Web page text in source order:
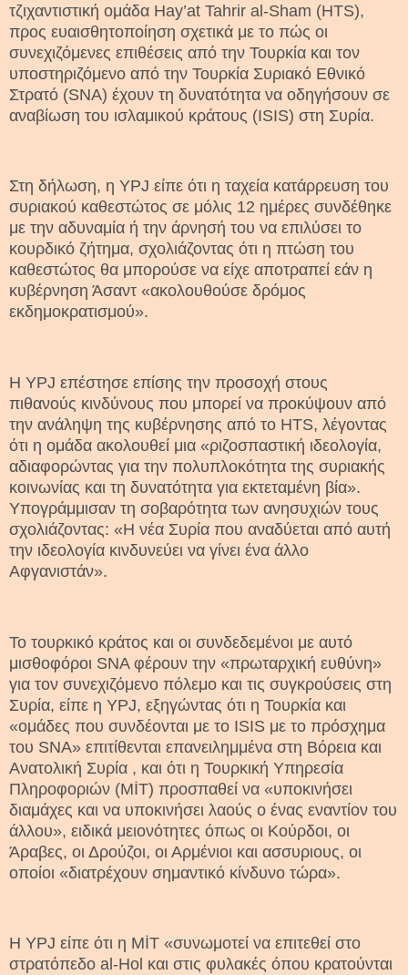
τζιχαντιστική ομάδα Hay’at Tahrir al-Sham (HTS),
προς ευαισθητοποίηση σχετικά με το πώς οι
συνεχιζόμενες επιθέσεις από την Τουρκία και τον
υποστηριζόμενο από την Τουρκία Συριακό Εθνικό
Στρατό (SNA) έχουν τη δυνατότητα να οδηγήσουν σε
αναβίωση του ισλαμικού κράτους (ISIS) στη Συρία.
Στη δήλωση, η YPJ είπε ότι η ταχεία κατάρρευση του
συριακού καθεστώτος σε μόλις 12 ημέρες συνδέθηκε
με την αδυναμία ή την άρνησή του να επιλύσει το
κουρδικό ζήτημα, σχολιάζοντας ότι η πτώση του
καθεστώτος θα μπορούσε να είχε αποτραπεί εάν η
κυβέρνηση Άσαντ «ακολουθούσε δρόμος
εκδημοκρατισμού».
Η YPJ επέστησε επίσης την προσοχή στους
πιθανούς κινδύνους που μπορεί να προκύψουν από
την ανάληψη της κυβέρνησης από το HTS, λέγοντας
ότι η ομάδα ακολουθεί μια «ριζοσπαστική ιδεολογία,
αδιαφορώντας για την πολυπλοκότητα της συριακής
κοινωνίας και τη δυνατότητα για εκτεταμένη βία».
Υπογράμμισαν τη σοβαρότητα των ανησυχιών τους
σχολιάζοντας: «Η νέα Συρία που αναδύεται από αυτή
την ιδεολογία κινδυνεύει να γίνει ένα άλλο
Αφγανιστάν».
Το τουρκικό κράτος και οι συνδεδεμένοι με αυτό
μισθοφόροι SNA φέρουν την «πρωταρχική ευθύνη»
για τον συνεχιζόμενο πόλεμο και τις συγκρούσεις στη
Συρία, είπε η YPJ, εξηγώντας ότι η Τουρκία και
«ομάδες που συνδέονται με το ISIS με το πρόσχημα
του SNA» επιτίθενται επανειλημμένα στη Βόρεια και
Ανατολική Συρία , και ότι η Τουρκική Υπηρεσία
Πληροφοριών (MİT) προσπαθεί να «υποκινήσει
διαμάχες και να υποκινήσει λαούς ο ένας εναντίον του
άλλου», ειδικά μειονότητες όπως οι Κούρδοι, οι
Άραβες, οι Δρούζοι, οι Αρμένιοι και ασσυριους, οι
οποίοι «διατρέχουν σημαντικό κίνδυνο τώρα».
Η YPJ είπε ότι η MİT «συνωμοτεί να επιτεθεί στο
στρατόπεδο al-Hol και στις φυλακές όπου κρατούνται